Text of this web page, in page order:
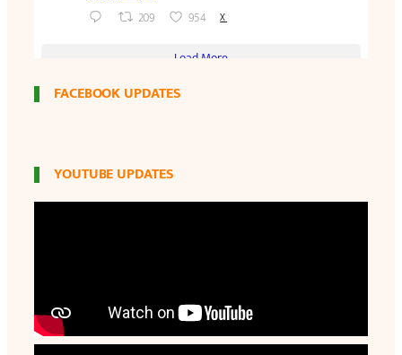
FACEBOOK UPDATES
YOUTUBE UPDATES